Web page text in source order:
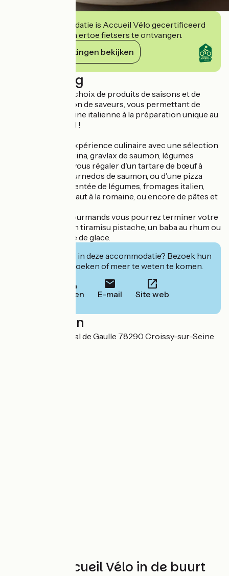
Deze accommodatie is Accueil Vélo gecertificeerd
en verbindt zich ertoe fietsers te ontvangen.
Haar verplichtingen bekijken
Beschrijving
La Nonna, c’est le choix de produits de saisons et de
qualité, l’association de saveurs, vous permettant de
déguster une cuisine italienne à la préparation unique au
goût exceptionnel !
Démarrez votre expérience culinaire avec une sélection
d'antipasti (burratina, gravlax de saumon, légumes
grillés...), avant de vous régaler d'un tartare de bœuf à
l'italienne, d'un tournedos de saumon, ou d'une pizza
généreuse agrémentée de légumes, fromages italien,
Fior di latte, artichaut à la romaine, ou encore de pâtes et
Et pour les plus gourmands vous pourrez terminer votre
dégustation par un tiramisu pistache, un baba au rhum ou
encore une coupe de glace.
Geïnteresseerd in deze accommodatie? Bezoek hun
website om te boeken of meer te weten te komen.
Bellen E-mail Site web
Localisation
1 avenue du général de Gaulle 78290 Croissy-sur-Seine
Andere Accueil Vélo in de buurt